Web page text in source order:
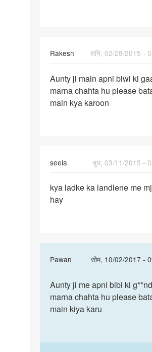
Rakesh
शनि, 02/28/2015 -
Aunty
ji
main
Aunty ji main apni biwi ki
marna chahta hu please
main kya karoon
seela
बुध, 03/11/2015 -
kya
ladke
kya ladke ka landlene me
hay
Pawan
सोम, 10/02/2017 -
to
Aunty
ji
biwi
Aunty
ji
me
ki…
Aunty ji me apni bibi ki g**nd
marna chahta hu please
main kiya karu